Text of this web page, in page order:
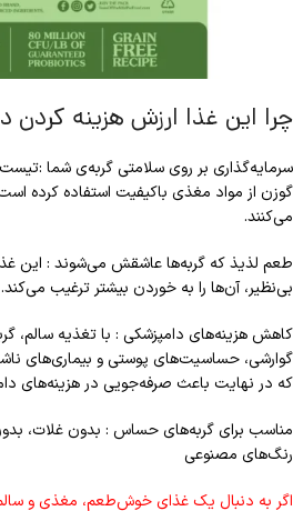
چرا این غذا ارزش هزینه کردن
سرمایه‌گذاری بر روی سلامتی گربه‌ی شما
گوزن از مواد مغذی باکیفیت استفاده کرده
می‌کنند.
طعم لذیذ که گربه‌ها عاشقش می‌شوند : این
بی‌نظیر، آن‌ها را به خوردن بیشتر ترغیب می‌کند.
کاهش هزینه‌های دامپزشکی : با تغذیه سالم،
گوارشی، حساسیت‌های پوستی و بیماری‌های
که در نهایت باعث صرفه‌جویی در هزینه‌های
مناسب برای گربه‌های حساس : بدون غلات،
رنگ‌های مصنوعی
اگر به دنبال یک غذای خوش‌طعم، مغذی و سالم